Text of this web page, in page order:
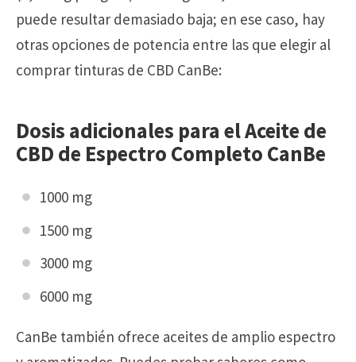
puede resultar demasiado baja; en ese caso, hay
otras opciones de potencia entre las que elegir al
comprar tinturas de CBD CanBe:
Dosis adicionales para el Aceite de
CBD de Espectro Completo CanBe
1000 mg
1500 mg
3000 mg
6000 mg
CanBe también ofrece aceites de amplio espectro